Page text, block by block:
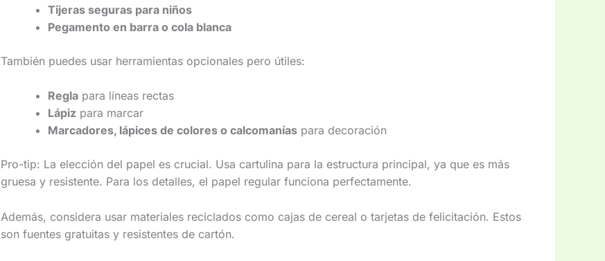
t
.
.
Tijeras seguras para niños
Pegamento en barra o cola blanca
También puedes usar herramientas opcionales pero útiles:
Regla para líneas rectas
Lápiz para marcar
Marcadores, lápices de colores o calcomanías para decoración
Pro-tip: La elección del papel es crucial. Usa cartulina para la estructura principal, ya que es más
gruesa y resistente. Para los detalles, el papel regular funciona perfectamente.
Además, considera usar materiales reciclados como cajas de cereal o tarjetas de felicitación. Estos
son fuentes gratuitas y resistentes de cartón.